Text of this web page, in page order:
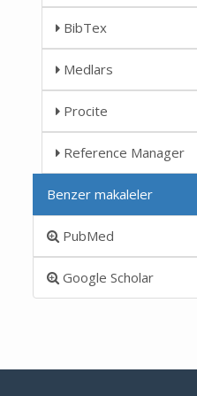
BibTex
Medlars
Procite
Reference Manager
Benzer makaleler
PubMed
Google Scholar